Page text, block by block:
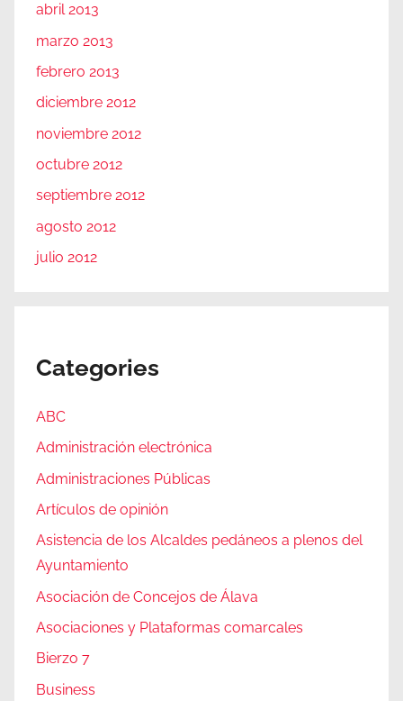
abril 2013
marzo 2013
febrero 2013
diciembre 2012
noviembre 2012
octubre 2012
septiembre 2012
agosto 2012
julio 2012
Categories
ABC
Administración electrónica
Administraciones Públicas
Artículos de opinión
Asistencia de los Alcaldes pedáneos a plenos del
Ayuntamiento
Asociación de Concejos de Álava
Asociaciones y Plataformas comarcales
Bierzo 7
Business